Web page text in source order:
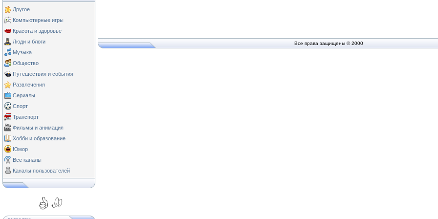
Другое
Компьютерные игры
Красота и здоровье
Люди и блоги
Музыка
Общество
Путешествия и события
Развлечения
Сериалы
Спорт
Транспорт
Фильмы и анимация
Хобби и образование
Юмор
Все каналы
Каналы пользователей
Все права защищены © 2000